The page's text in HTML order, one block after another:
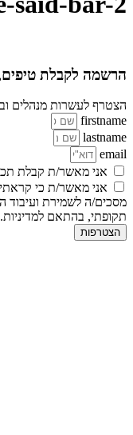
הרשמה לקבלת
הצטרף לעשרות מנהלים
firstname
lastname
email
אני מאשר/ת קבלת
אני מאשר/ת כי
מסכים/ה לשמירת ועיבוד
תקופתי, בהתאם למדיניות.
הצטרפות